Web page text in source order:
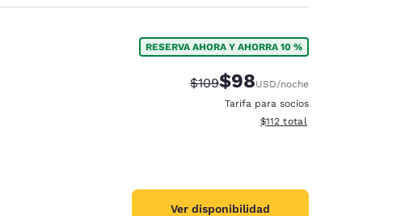
RESERVA AHORA Y AHORRA 10 %
Precio tachado:
$109Precio con descuento:
$98USD/noche
Tarifa para socios
Ver detalles del total
$112 total
Ver disponibilidad